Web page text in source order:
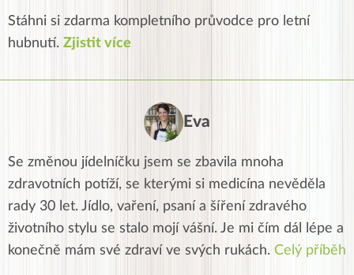
Stáhni si zdarma kompletního průvodce pro letní
hubnutí. Zjistit více
Eva
Se změnou jídelníčku jsem se zbavila mnoha
zdravotních potíží, se kterými si medicína nevěděla
rady 30 let. Jídlo, vaření, psaní a šíření zdravého
životního stylu se stalo mojí vášní. Je mi čím dál lépe a
konečně mám své zdraví ve svých rukách. Celý příběh